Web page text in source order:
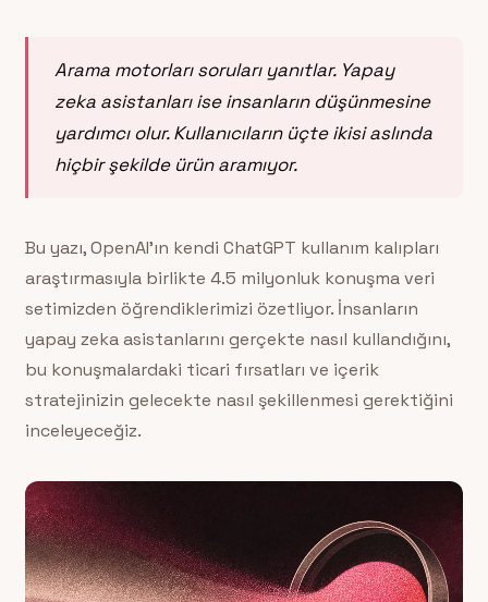
Arama motorları soruları yanıtlar. Yapay
zeka asistanları ise insanların düşünmesine
yardımcı olur. Kullanıcıların üçte ikisi aslında
hiçbir şekilde ürün aramıyor.
Bu yazı, OpenAI’ın kendi ChatGPT kullanım kalıpları
araştırmasıyla birlikte 4.5 milyonluk konuşma veri
setimizden öğrendiklerimizi özetliyor. İnsanların
yapay zeka asistanlarını gerçekte nasıl kullandığını,
bu konuşmalardaki ticari fırsatları ve içerik
stratejinizin gelecekte nasıl şekillenmesi gerektiğini
inceleyeceğiz.